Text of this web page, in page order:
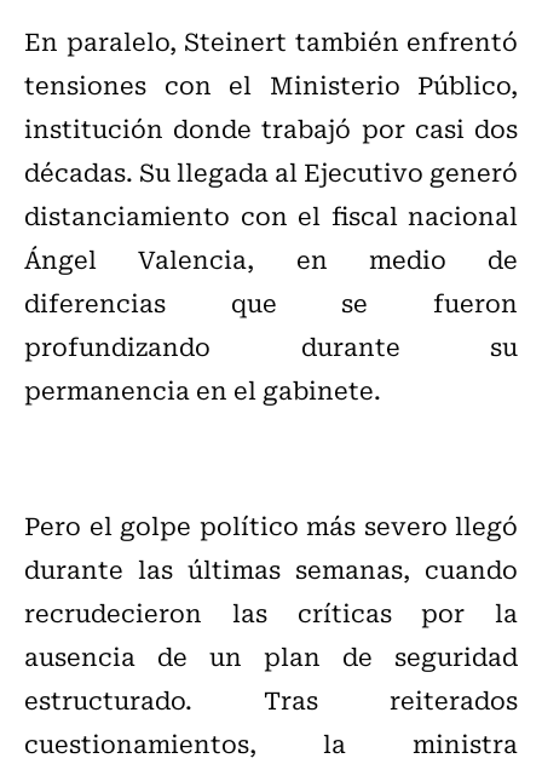
En paralelo, Steinert también enfrentó
tensiones con el Ministerio Público,
institución donde trabajó por casi dos
décadas. Su llegada al Ejecutivo generó
distanciamiento con el fiscal nacional
Ángel Valencia, en medio de
diferencias que se fueron
profundizando durante su
permanencia en el gabinete.
Pero el golpe político más severo llegó
durante las últimas semanas, cuando
recrudecieron las críticas por la
ausencia de un plan de seguridad
estructurado. Tras reiterados
cuestionamientos, la ministra